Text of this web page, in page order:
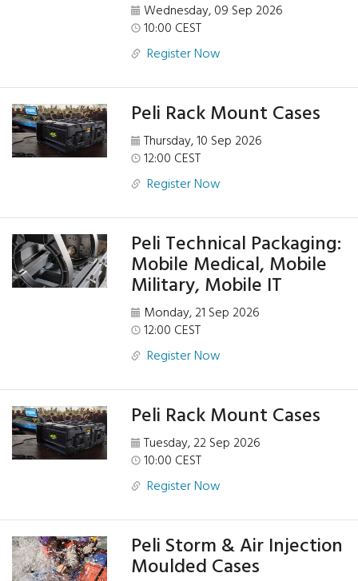
Wednesday, 09 Sep 2026
10:00 CEST
Register Now
Peli Rack Mount Cases
Thursday, 10 Sep 2026
12:00 CEST
Register Now
Peli Technical Packaging:
Mobile Medical, Mobile
Military, Mobile IT
Monday, 21 Sep 2026
12:00 CEST
Register Now
Peli Rack Mount Cases
Tuesday, 22 Sep 2026
10:00 CEST
Register Now
Peli Storm & Air Injection
Moulded Cases